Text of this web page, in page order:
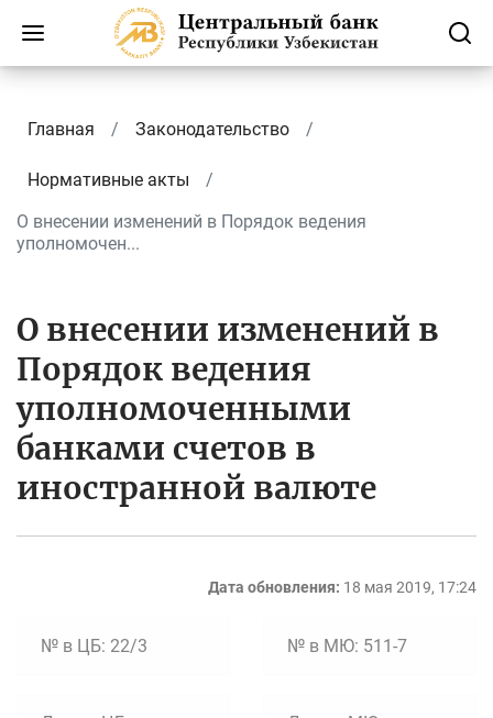
Главная Законодательство
Нормативные акты
О внесении изменений в Порядок ведения
уполномочен...
О внесении изменений в
Порядок ведения
уполномоченными
банками счетов в
иностранной валюте
Дата обновления: 18 мая 2019, 17:24
№ в ЦБ: 22/3 № в МЮ: 511-7